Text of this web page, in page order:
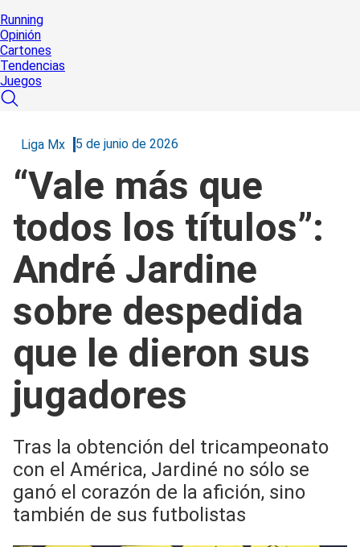
Running
Opinión
Cartones
Tendencias
Juegos
Liga Mx 5 de junio de 2026
“Vale más que
todos los títulos”:
André Jardine
sobre despedida
que le dieron sus
jugadores
Tras la obtención del tricampeonato
con el América, Jardiné no sólo se
ganó el corazón de la afición, sino
también de sus futbolistas